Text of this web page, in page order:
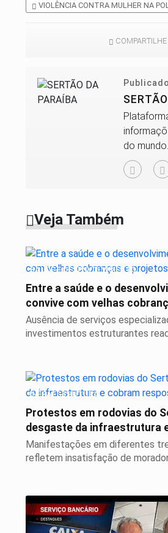
VIOLÊNCIA CONTRA MULHER NA
COMPARTILHE
do mundo.
Veja Também
SAÚDE E DESENVOLVIMENTO
Entre a saúde e o
convive com velhas
Ausência de serviços
investimentos estruturantes
INFRAESTRUTURA
Protestos em rodovias do
desgaste da infraestrutura
do poder...
Manifestações em diferentes
refletem insatisfação de